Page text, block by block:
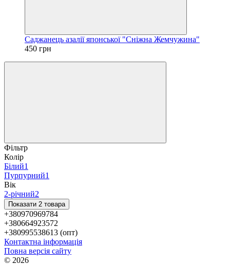
Саджанець азалії японської "Сніжна Жемчужина"
450 грн
Фільтр
Колір
Білий1
Пурпурний1
Вік
2-річний2
Показати 2 товара
+380970969784
+380664923572
+380995538613 (опт)
Контактна інформація
Повна версія сайту
© 2026